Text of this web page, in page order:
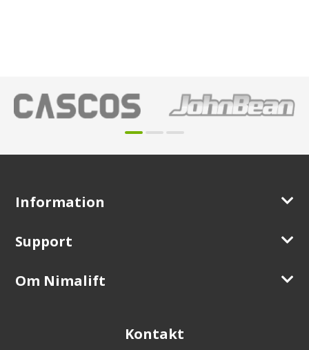
Information
Support
Om Nimalift
Kontakt